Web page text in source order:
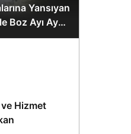
Yansıyan
Boz Ayı Aynı
ve Hizmet